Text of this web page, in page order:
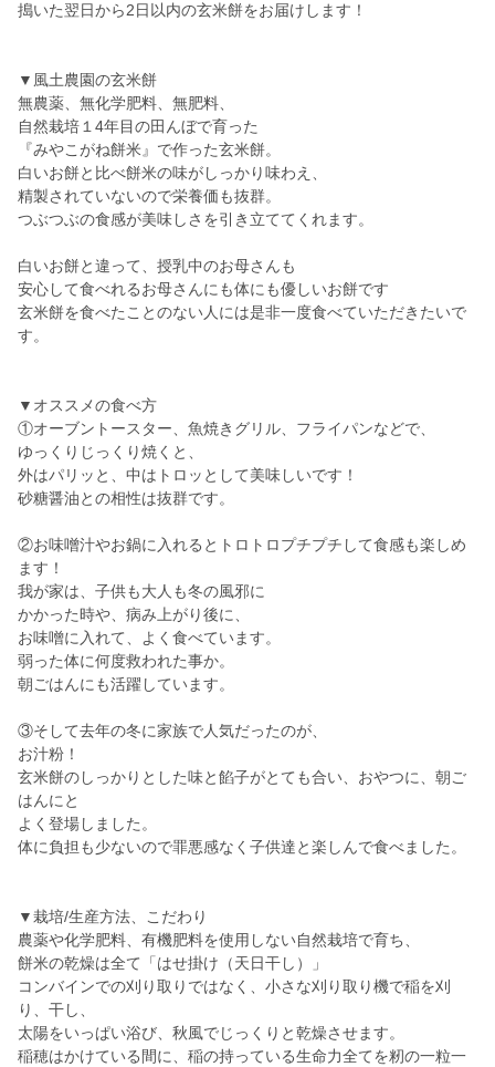
搗いた翌日から2日以内の玄米餅をお届けします！
▼風土農園の玄米餅
無農薬、無化学肥料、無肥料、
自然栽培１4年目の田んぼで育った
『みやこがね餅米』で作った玄米餅。
白いお餅と比べ餅米の味がしっかり味わえ、
精製されていないので栄養価も抜群。
つぶつぶの食感が美味しさを引き立ててくれます。
白いお餅と違って、授乳中のお母さんも
安心して食べれるお母さんにも体にも優しいお餅です
玄米餅を食べたことのない人には是非一度食べていただきたいで
す。
▼オススメの食べ方
①オーブントースター、魚焼きグリル、フライパンなどで、
ゆっくりじっくり焼くと、
外はパリッと、中はトロッとして美味しいです！
砂糖醤油との相性は抜群です。
②お味噌汁やお鍋に入れるとトロトロプチプチして食感も楽しめ
ます！
我が家は、子供も大人も冬の風邪に
かかった時や、病み上がり後に、
お味噌に入れて、よく食べています。
弱った体に何度救われた事か。
朝ごはんにも活躍しています。
③そして去年の冬に家族で人気だったのが、
お汁粉！
玄米餅のしっかりとした味と餡子がとても合い、おやつに、朝ご
はんにと
よく登場しました。
体に負担も少ないので罪悪感なく子供達と楽しんで食べました。
▼栽培/生産方法、こだわり
農薬や化学肥料、有機肥料を使用しない自然栽培で育ち、
餅米の乾燥は全て「はせ掛け（天日干し）」
コンバインでの刈り取りではなく、小さな刈り取り機で稲を刈
り、干し、
太陽をいっぱい浴び、秋風でじっくりと乾燥させます。
稲穂はかけている間に、稲の持っている生命力全てを籾の一粒一